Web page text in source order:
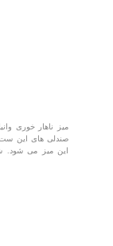
میز ناهار خوری
صندلی های این
این میز می شود.